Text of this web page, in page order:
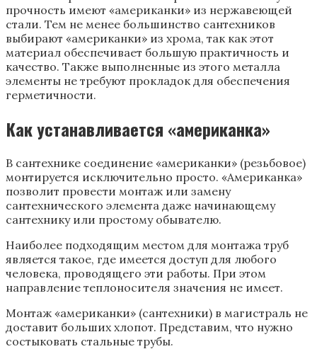
прочность имеют «американки» из нержавеющей
стали. Тем не менее большинство сантехников
выбирают «американки» из хрома, так как этот
материал обеспечивает большую практичность и
качество. Также выполненные из этого металла
элементы не требуют прокладок для обеспечения
герметичности.
Как устанавливается «американка»
В сантехнике соединение «американки» (резьбовое)
монтируется исключительно просто. «Американка»
позволит провести монтаж или замену
сантехнического элемента даже начинающему
сантехнику или простому обывателю.
Наиболее подходящим местом для монтажа труб
является такое, где имеется доступ для любого
человека, проводящего эти работы. При этом
направление теплоносителя значения не имеет.
Монтаж «американки» (сантехники) в магистраль не
доставит больших хлопот. Представим, что нужно
состыковать стальные трубы.